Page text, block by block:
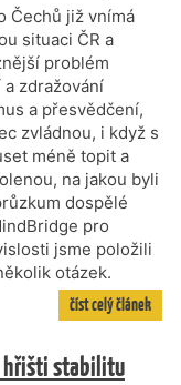
Čechů již vnímá
situaci ČR a
problém
zdražování
a přesvědčení,
zvládnou, i když s
méně topit a
na jakou byli
dospělé
pro
jsme položili
otázek.
číst celý článek
hřišti stabilitu